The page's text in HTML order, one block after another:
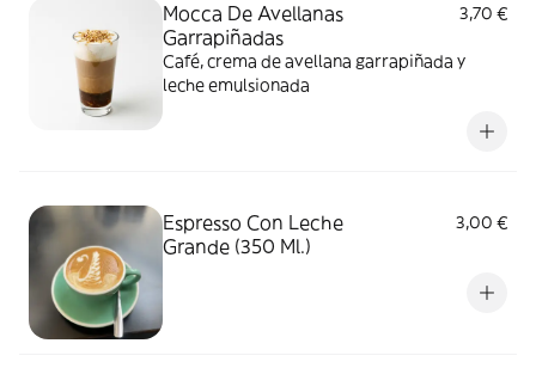
Mocca De Avellanas
Garrapiñadas
3,70 €
Café, crema de avellana garrapiñada y
leche emulsionada
Espresso Con Leche
Grande (350 Ml.)
3,00 €